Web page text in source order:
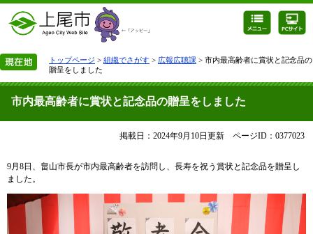
トップページ > 組織でさがす > 広報広聴課 > 市内最高齢者に賞状と記念品の
贈呈をしました
市内最高齢者に賞状と記念品の贈呈をしました
掲載日：2024年9月10日更新 ページID：0377023
9月8日、畠山市長が市内最高齢者を訪問し、長寿を祝う賞状と記念品を贈呈し
ました。